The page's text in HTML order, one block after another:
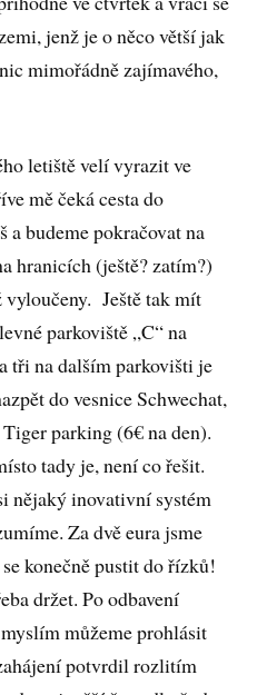
jenž je o něco větší jak
mimořádně zajímavého,
letiště velí vyrazit ve
mě čeká cesta do
a budeme pokračovat na
hranicích (ještě? zatím?)
Ještě tak mít
parkoviště „C“ na
tři na dalším parkovišti je
do vesnice Schwechat,
parking (6€ na den).
tady je, není co řešit.
nějaký inovativní systém
Za dvě eura jsme
konečně pustit do řízků!
držet. Po odbavení
můžeme prohlásit
potvrdil rozlitím